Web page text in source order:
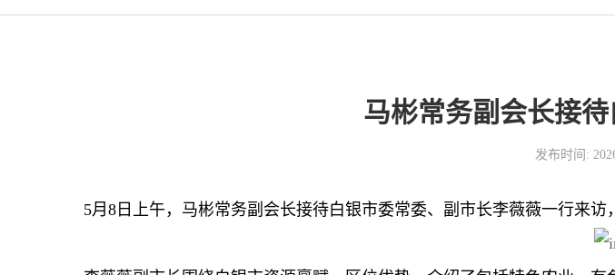
马彬常务副会长接
发布时间:
5月8日上午，马彬常务副会长接待白银市委常委、副市长李薇薇一行来访